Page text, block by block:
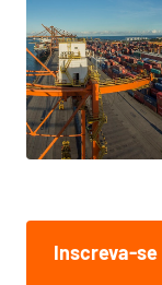
Inscreva-se